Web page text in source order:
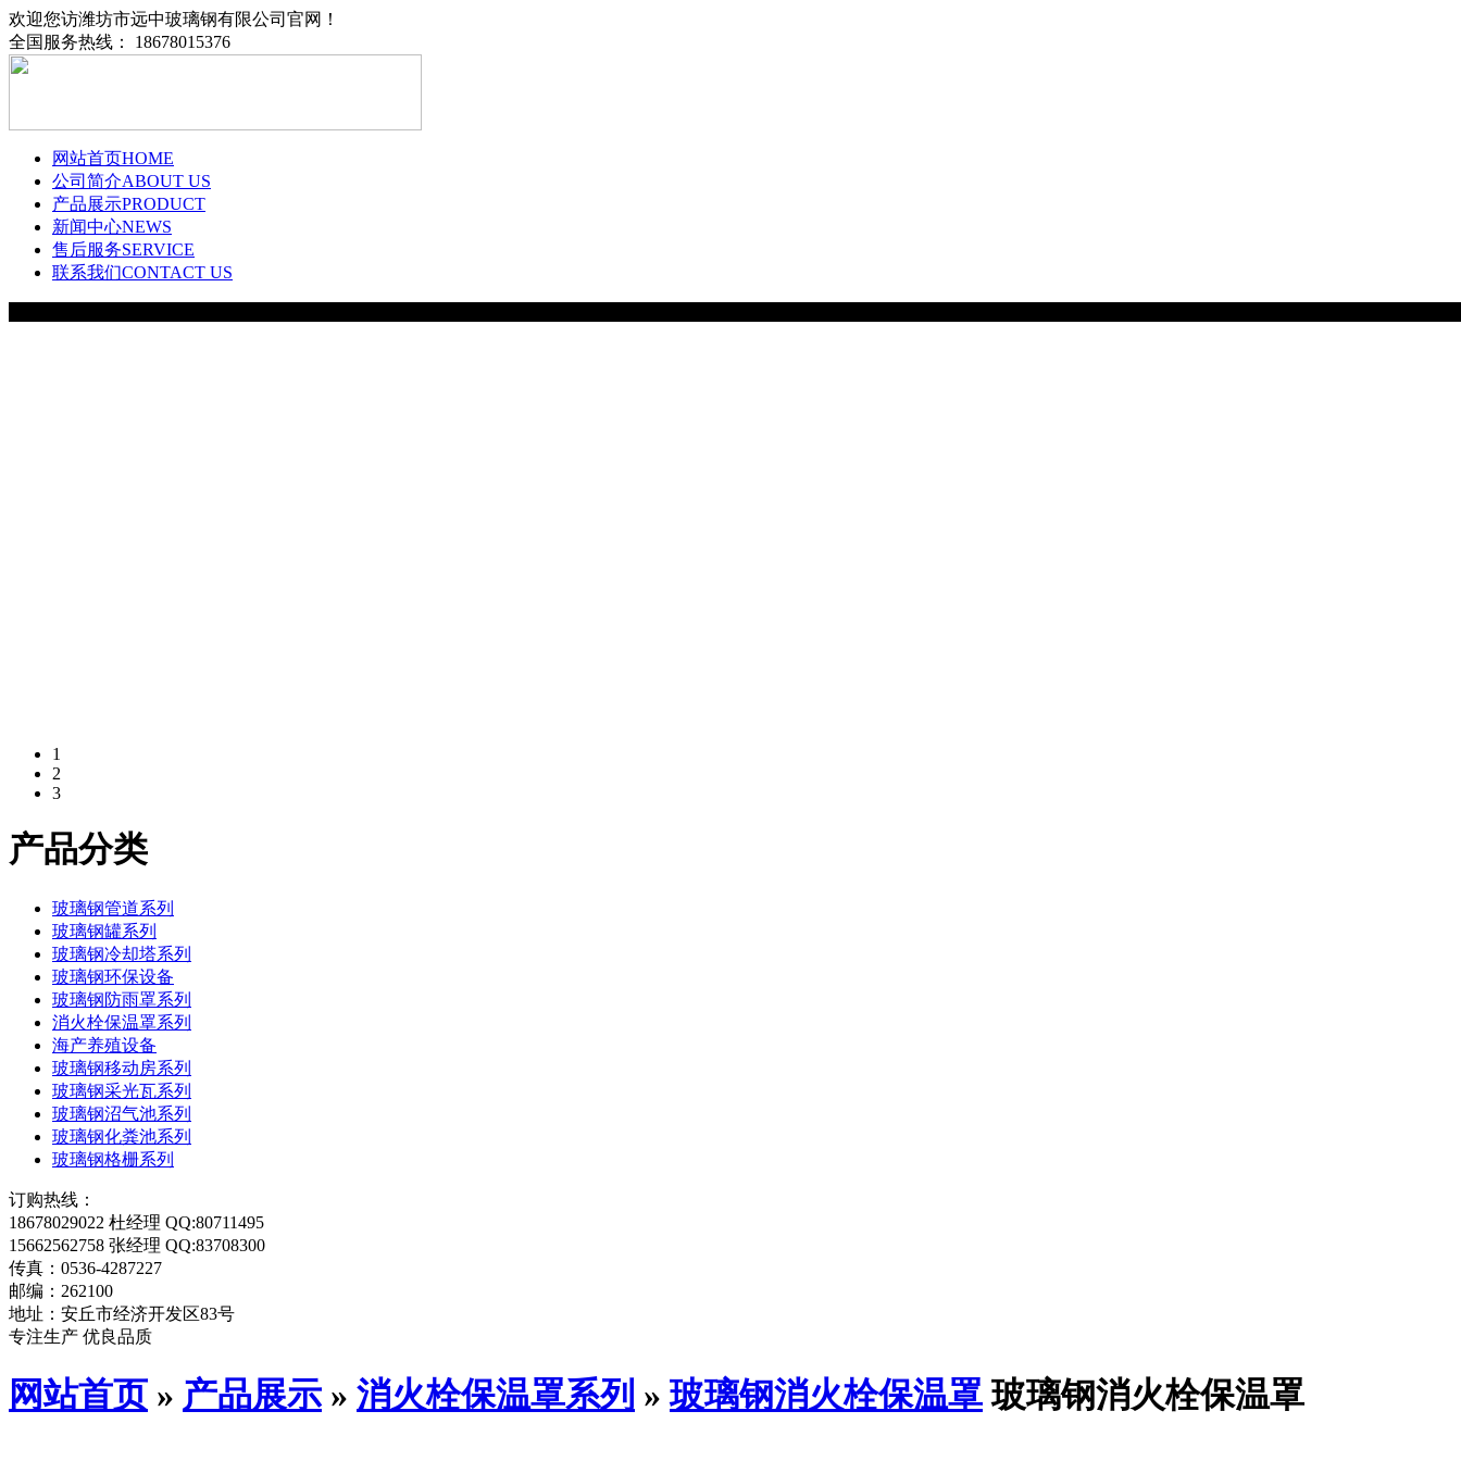
欢迎您访潍坊市远中玻璃钢有限公司官网！
全国服务热线： 18678015376
网站首页HOME
公司简介ABOUT US
产品展示PRODUCT
新闻中心NEWS
售后服务SERVICE
联系我们CONTACT US
1
2
3
产品分类
玻璃钢管道系列
玻璃钢罐系列
玻璃钢冷却塔系列
玻璃钢环保设备
玻璃钢防雨罩系列
消火栓保温罩系列
海产养殖设备
玻璃钢移动房系列
玻璃钢采光瓦系列
玻璃钢沼气池系列
玻璃钢化粪池系列
玻璃钢格栅系列
订购热线：
18678029022 杜经理 QQ:80711495
15662562758 张经理 QQ:83708300
传真：0536-4287227
邮编：262100
地址：安丘市经济开发区83号
专注生产 优良品质
网站首页 » 产品展示 » 消火栓保温罩系列 »玻璃钢消火栓保温罩 玻璃钢消火栓保温罩